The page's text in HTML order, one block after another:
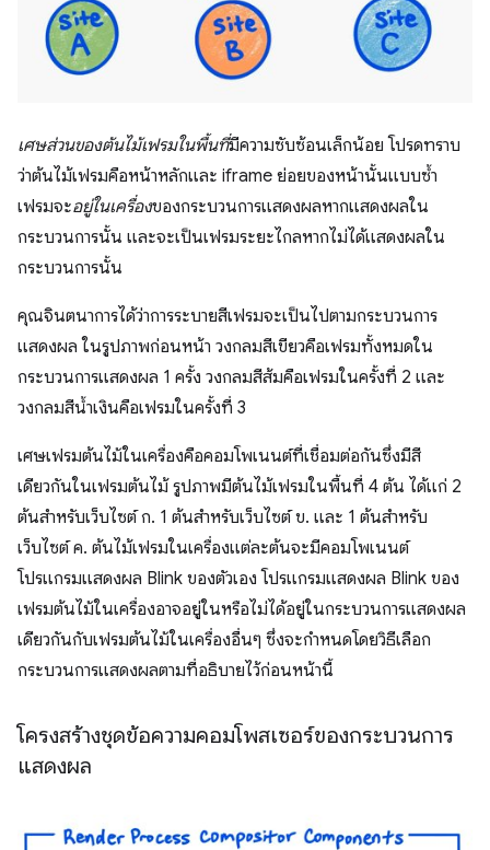
เศษส่วนของต้นไม้เฟรมในพื้นที่มีความซับซ้อนเล็กน้อย โปรดทราบ
ว่าต้นไม้เฟรมคือหน้าหลักและ iframe ย่อยของหน้านั้นแบบซ้ำ
เฟรมจะอยู่ในเครื่องของกระบวนการแสดงผลหากแสดงผลใน
กระบวนการนั้น และจะเป็นเฟรมระยะไกลหากไม่ได้แสดงผลใน
กระบวนการนั้น
คุณจินตนาการได้ว่าการระบายสีเฟรมจะเป็นไปตามกระบวนการ
แสดงผล ในรูปภาพก่อนหน้า วงกลมสีเขียวคือเฟรมทั้งหมดใน
กระบวนการแสดงผล 1 ครั้ง วงกลมสีส้มคือเฟรมในครั้งที่ 2 และ
วงกลมสีน้ำเงินคือเฟรมในครั้งที่ 3
เศษเฟรมต้นไม้ในเครื่องคือคอมโพเนนต์ที่เชื่อมต่อกันซึ่งมีสี
เดียวกันในเฟรมต้นไม้ รูปภาพมีต้นไม้เฟรมในพื้นที่ 4 ต้น ได้แก่ 2
ต้นสําหรับเว็บไซต์ ก. 1 ต้นสําหรับเว็บไซต์ ข. และ 1 ต้นสําหรับ
เว็บไซต์ ค. ต้นไม้เฟรมในเครื่องแต่ละต้นจะมีคอมโพเนนต์
โปรแกรมแสดงผล Blink ของตัวเอง โปรแกรมแสดงผล Blink ของ
เฟรมต้นไม้ในเครื่องอาจอยู่ในหรือไม่ได้อยู่ในกระบวนการแสดงผล
เดียวกันกับเฟรมต้นไม้ในเครื่องอื่นๆ ซึ่งจะกำหนดโดยวิธีเลือก
กระบวนการแสดงผลตามที่อธิบายไว้ก่อนหน้านี้
โครงสร้างชุดข้อความคอมโพสเซอร์ของกระบวนการ
แสดงผล